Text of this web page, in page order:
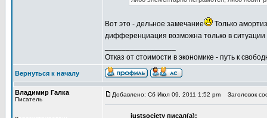
Вот это - дельное замечание
Только
дифференциация возможна только в
Отказ от стоимости в экономике - путь к
Вернуться к началу
Владимир Галка
Писатель
Добавлено: Сб Июл 09, 2011 1:52 pm Заголовок
justsociety писал(а):